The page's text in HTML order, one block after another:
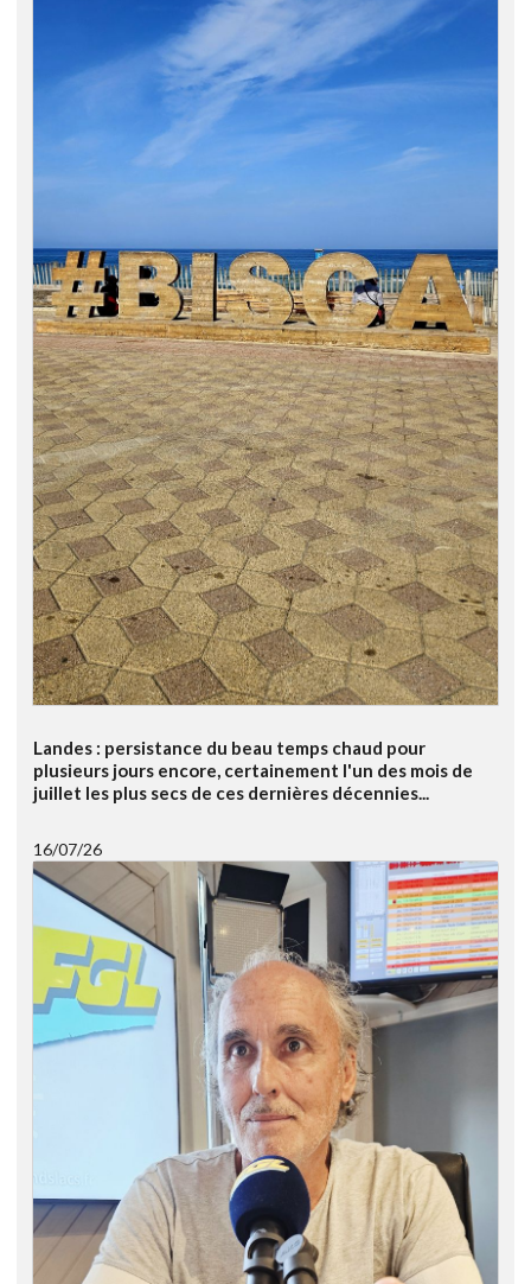
Landes : persistance du beau temps chaud pour
plusieurs jours encore, certainement l'un des mois de
juillet les plus secs de ces dernières décennies...
16/07/26